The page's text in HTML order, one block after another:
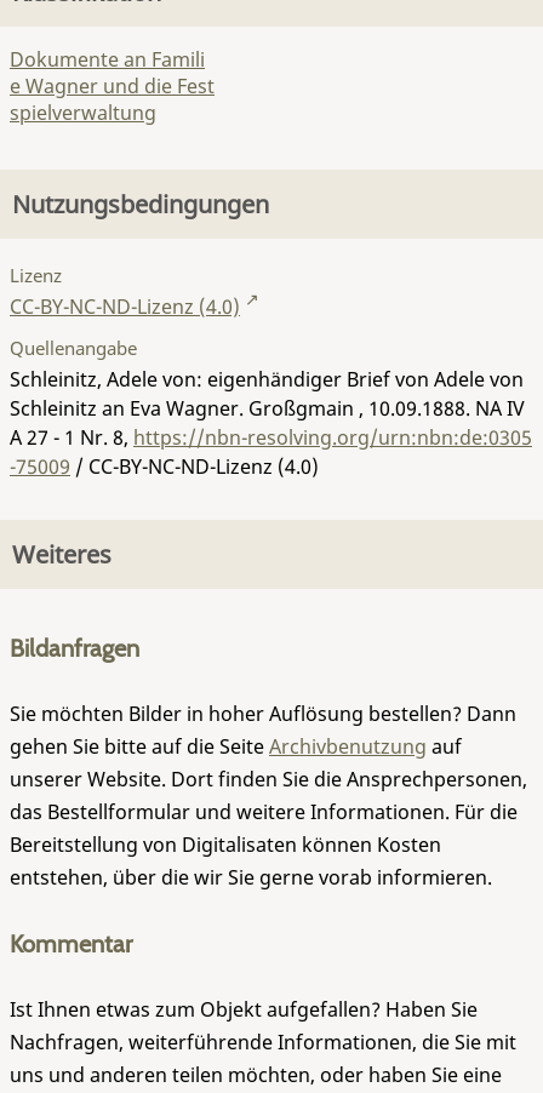
Dokumente an Famili
e Wagner und die Fest
spielverwaltung
Nutzungsbedingungen
Lizenz
CC-BY-NC-ND-Lizenz (4.0)
Quellenangabe
Schleinitz, Adele von: eigenhändiger Brief von Adele von
Schleinitz an Eva Wagner. Großgmain , 10.09.1888. NA IV
A 27 - 1 Nr. 8, https://nbn-resolving.org/urn:nbn:de:0305
-75009 / CC-BY-NC-ND-Lizenz (4.0)
Weiteres
Bildanfragen
Sie möchten Bilder in hoher Auflösung bestellen? Dann
gehen Sie bitte auf die SeiteArchivbenutzung auf
unserer Website. Dort finden Sie die Ansprechpersonen,
das Bestellformular und weitere Informationen. Für die
Bereitstellung von Digitalisaten können Kosten
entstehen, über die wir Sie gerne vorab informieren.
Kommentar
Ist Ihnen etwas zum Objekt aufgefallen? Haben Sie
Nachfragen, weiterführende Informationen, die Sie mit
uns und anderen teilen möchten, oder haben Sie eine